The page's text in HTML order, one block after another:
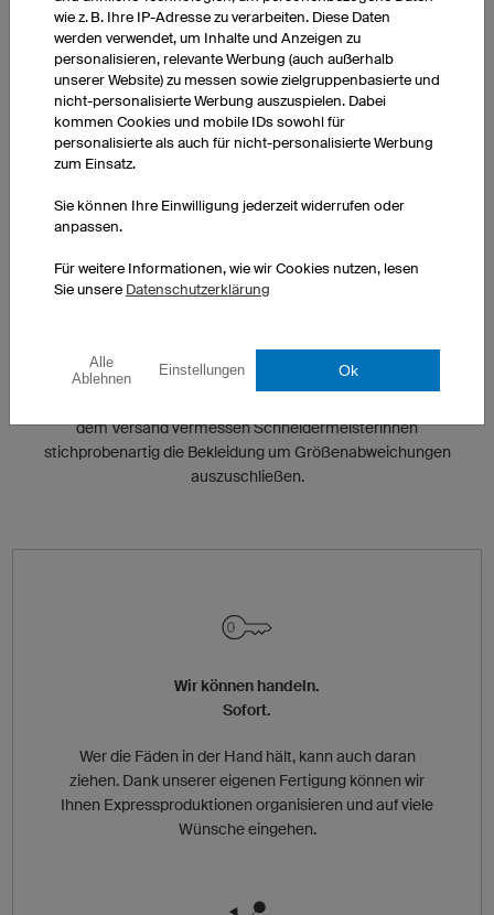
Die Qualität unserer Produkte wird während des gesamten
dem Versand vermessen Schneidermeisterinnen
stichprobenartig die Bekleidung um Größenabweichungen
auszuschließen.
Wir können handeln.
Sofort.
Wer die Fäden in der Hand hält, kann auch daran
ziehen. Dank unserer eigenen Fertigung können wir
Ihnen Expressproduktionen organisieren und auf viele
Wünsche eingehen.
wie z. B. Ihre IP-Adresse zu verarbeiten. Diese Daten
werden verwendet, um Inhalte und Anzeigen zu
personalisieren, relevante Werbung (auch außerhalb
unserer Website) zu messen sowie zielgruppenbasierte und
nicht-personalisierte Werbung auszuspielen. Dabei
kommen Cookies und mobile IDs sowohl für
personalisierte als auch für nicht-personalisierte Werbung
zum Einsatz.
Sie können Ihre Einwilligung jederzeit widerrufen oder
anpassen.
Für weitere Informationen, wie wir Cookies nutzen, lesen
Sie unsere Datenschutzerklärung
Alle
Ablehnen
Einstellungen Ok